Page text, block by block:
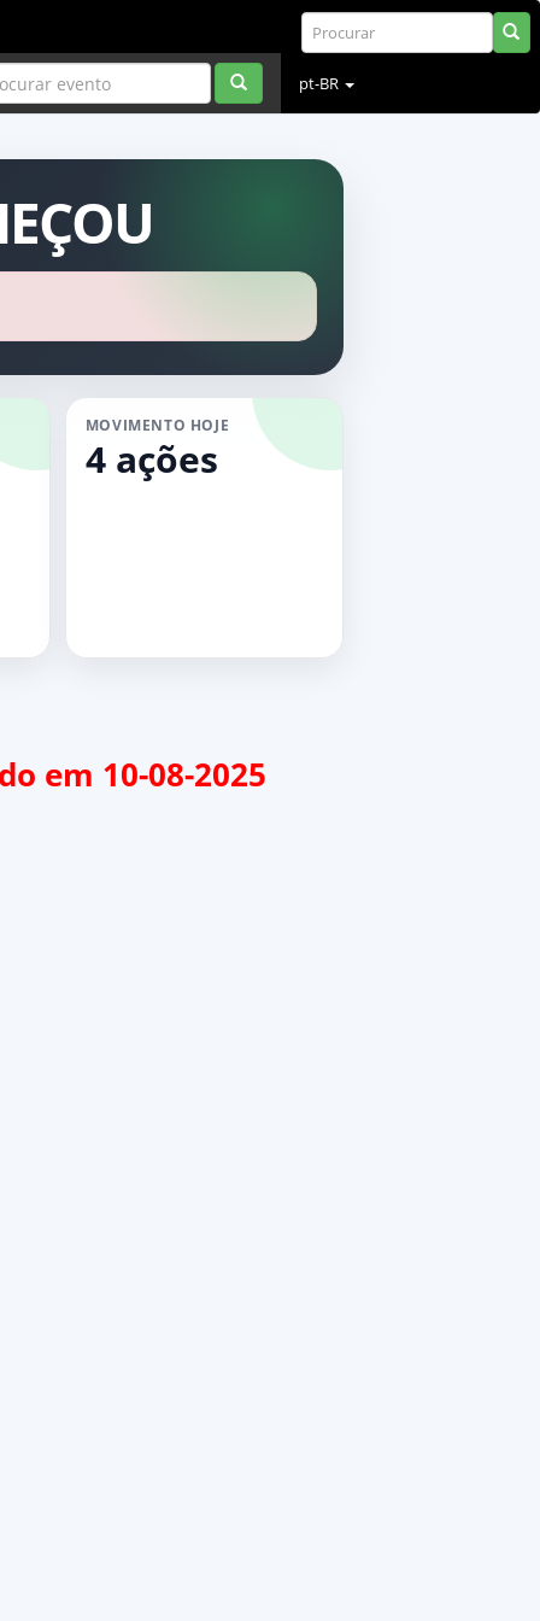
pt-BR
MOVIMENTO HOJE
4 ações
em 10-08-2025